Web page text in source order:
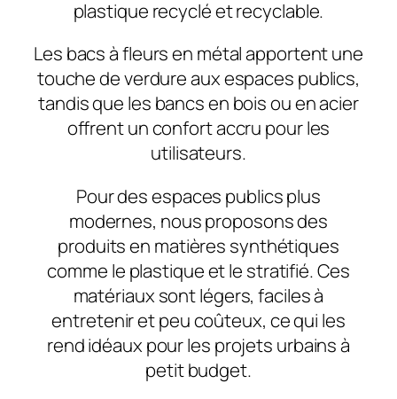
plastique recyclé et recyclable.
Les bacs à fleurs en métal apportent une
touche de verdure aux espaces publics,
tandis que les bancs en bois ou en acier
offrent un confort accru pour les
utilisateurs.
Pour des espaces publics plus
modernes, nous proposons des
produits en matières synthétiques
comme le plastique et le stratifié. Ces
matériaux sont légers, faciles à
entretenir et peu coûteux, ce qui les
rend idéaux pour les projets urbains à
petit budget.